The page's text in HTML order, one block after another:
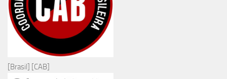
[Brasil] [CAB]